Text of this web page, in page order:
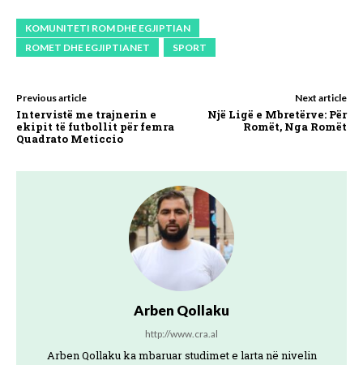
KOMUNITETI ROM DHE EGJIPTIAN
ROMET DHE EGJIPTIANET
SPORT
Previous article
Intervistë me trajnerin e
ekipit të futbollit për femra
Quadrato Meticcio
Next article
Një Ligë e Mbretërve: Për
Romët, Nga Romët
Arben Qollaku
http://www.cra.al
Arben Qollaku ka mbaruar studimet e larta në nivelin